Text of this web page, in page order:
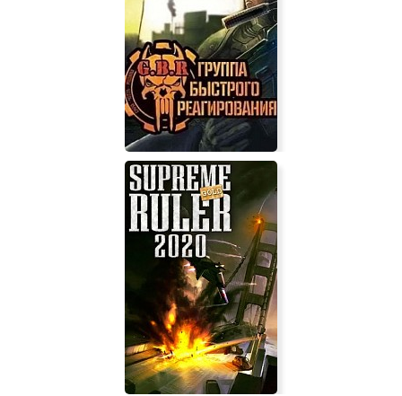
TinyKeep
G.B.R: Группа Быстрого
Реагирования